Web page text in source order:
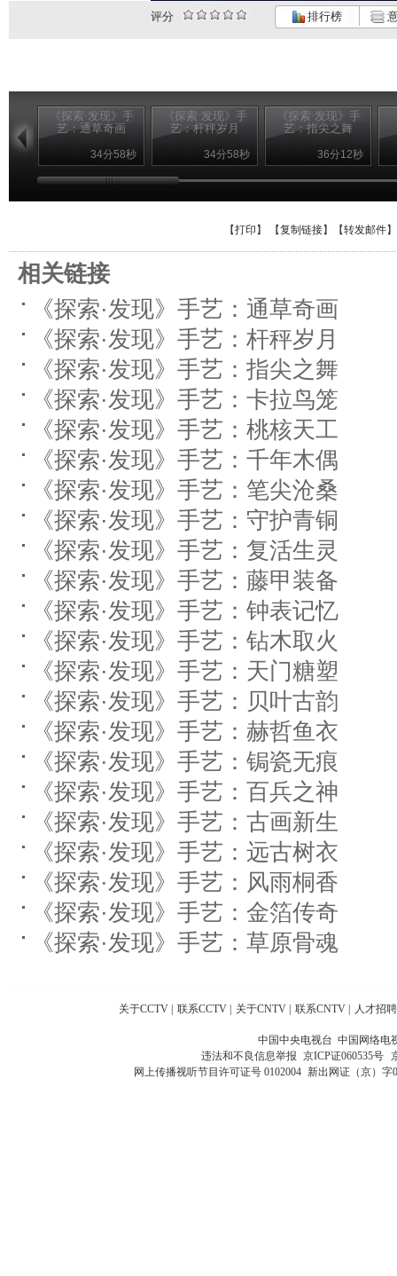
评分 排行榜
《探索·发现》手
艺：通草奇画
34分58秒
《探索·发现》手
艺：杆秤岁月
34分58秒
《探索·发现》手
艺：指尖之舞
36分12秒
【打印 】 【复制链接】【转发邮件
相关链接
《探索·发现》手艺：通草奇画
《探索·发现》手艺：杆秤岁月
《探索·发现》手艺：指尖之舞
《探索·发现》手艺：卡拉鸟笼
《探索·发现》手艺：桃核天工
《探索·发现》手艺：千年木偶
《探索·发现》手艺：笔尖沧桑
《探索·发现》手艺：守护青铜
《探索·发现》手艺：复活生灵
《探索·发现》手艺：藤甲装备
《探索·发现》手艺：钟表记忆
《探索·发现》手艺：钻木取火
《探索·发现》手艺：天门糖塑
《探索·发现》手艺：贝叶古韵
《探索·发现》手艺：赫哲鱼衣
《探索·发现》手艺：锔瓷无痕
《探索·发现》手艺：百兵之神
《探索·发现》手艺：古画新生
《探索·发现》手艺：远古树衣
《探索·发现》手艺：风雨桐香
《探索·发现》手艺：金箔传奇
《探索·发现》手艺：草原骨魂
关于CCTV 联系CCTV 关于CNTV 联系CNTV 人才招聘
中国中央电视台 中国网络电
违法和不良信息举报 京ICP证060535号
网上传播视听节目许可证号 0102004 新出网证（京）